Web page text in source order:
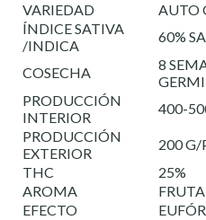
VARIEDAD
AUTO
ÍNDICE SATIVA
/INDICA
60%
COSECHA
8
PRODUCCIÓN
INTERIOR
400-
PRODUCCIÓN
EXTERIOR
200 G/
THC
25%
AROMA
EFECTO